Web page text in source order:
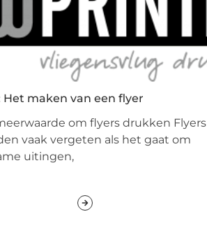
Het maken van een flyer
om flyers drukken Flyers
vaak vergeten als het gaat om
uitingen,